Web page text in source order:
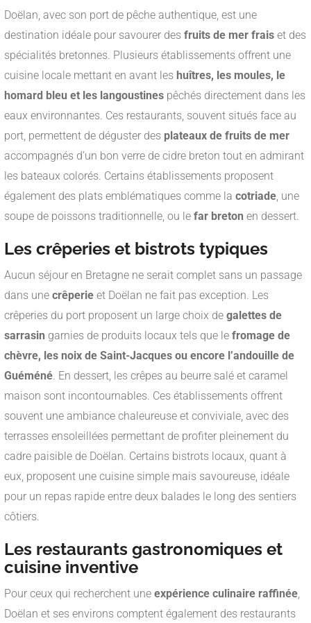
Doëlan, avec son port de pêche authentique, est une
destination idéale pour savourer des fruits de mer frais et des
spécialités bretonnes. Plusieurs établissements offrent une
cuisine locale mettant en avant les huîtres, les moules, le
homard bleu et les langoustines pêchés directement dans les
eaux environnantes. Ces restaurants, souvent situés face au
port, permettent de déguster des plateaux de fruits de mer
accompagnés d’un bon verre de cidre breton tout en admirant
les bateaux colorés. Certains établissements proposent
également des plats emblématiques comme la cotriade, une
soupe de poissons traditionnelle, ou le far breton en dessert.
Les crêperies et bistrots typiques
Aucun séjour en Bretagne ne serait complet sans un passage
dans une crêperie et Doëlan ne fait pas exception. Les
crêperies du port proposent un large choix de galettes de
sarrasin garnies de produits locaux tels que le fromage de
chèvre, les noix de Saint-Jacques ou encore l’andouille de
Guéméné. En dessert, les crêpes au beurre salé et caramel
maison sont incontournables. Ces établissements offrent
souvent une ambiance chaleureuse et conviviale, avec des
terrasses ensoleillées permettant de profiter pleinement du
cadre paisible de Doëlan. Certains bistrots locaux, quant à
eux, proposent une cuisine simple mais savoureuse, idéale
pour un repas rapide entre deux balades le long des sentiers
côtiers.
Les restaurants gastronomiques et
cuisine inventive
Pour ceux qui recherchent une expérience culinaire raffinée,
Doëlan et ses environs comptent également des restaurants